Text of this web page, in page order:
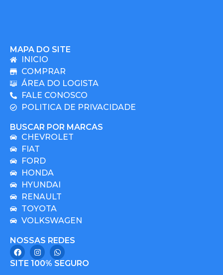
MAPA DO SITE
INICIO
COMPRAR
ÁREA DO LOGISTA
FALE CONOSCO
POLITICA DE PRIVACIDADE
BUSCAR POR MARCAS
CHEVROLET
FIAT
FORD
HONDA
HYUNDAI
RENAULT
TOYOTA
VOLKSWAGEN
NOSSAS REDES
SITE 100% SEGURO